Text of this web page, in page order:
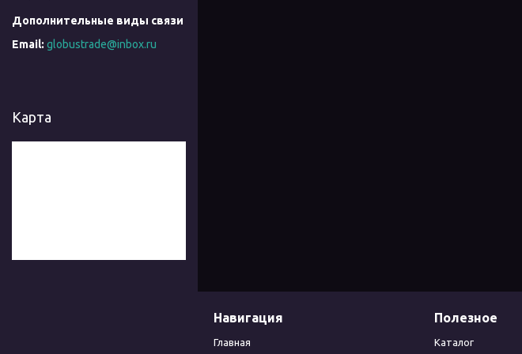
globustrade@inbox.ru
Карта
Навигация
Главная
Полезное
Каталог